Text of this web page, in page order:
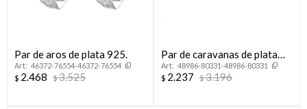
Par de aros de plata 925.
46372-76554-46372-76554
$ 2.468 $3.525
Par de caravanas de plata
925 con circonias, CHERRY.
48986-80331-48986-80331
$ 2.237 $3.196